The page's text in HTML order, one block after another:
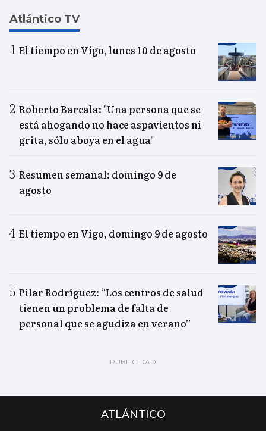
Atlántico TV
El tiempo en Vigo, lunes 10 de agosto
Roberto Barcala: "Una persona que se
está ahogando no hace aspavientos ni
grita, sólo aboya en el agua"
Resumen semanal: domingo 9 de
agosto
El tiempo en Vigo, domingo 9 de agosto
Pilar Rodríguez: “Los centros de salud
tienen un problema de falta de
personal que se agudiza en verano”
ATLÁNTICO